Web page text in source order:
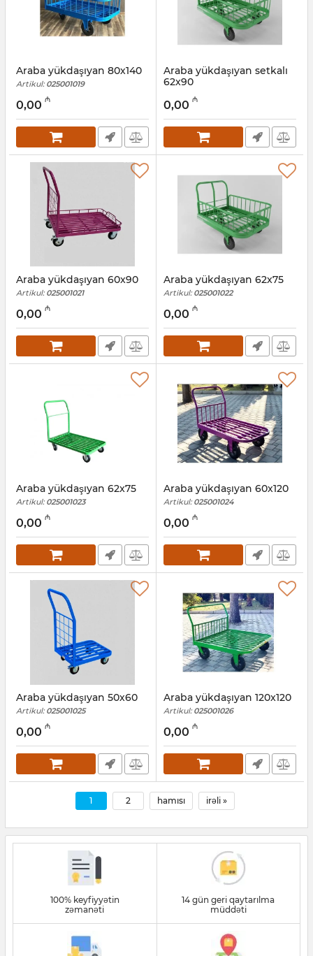
Araba yükdaşıyan 80х140
Artikul: 025001019
0,00 ₼
Araba yükdaşıyan setkalı
62x90
025001020
0,00 ₼
Araba yükdaşıyan 60x90
Artikul: 025001021
0,00 ₼
Araba yükdaşıyan 62x75
Artikul: 025001022
0,00 ₼
Araba yükdaşıyan 62x75
Artikul: 025001023
0,00 ₼
Araba yükdaşıyan 60х120
Artikul: 025001024
0,00 ₼
Araba yükdaşıyan 50х60
Artikul: 025001025
0,00 ₼
Araba yükdaşıyan 120x120
Artikul: 025001026
0,00 ₼
1 2 hamısı irəli »
100% keyfiyyətin
zəmanəti
14 gün geri qaytarılma
müddəti